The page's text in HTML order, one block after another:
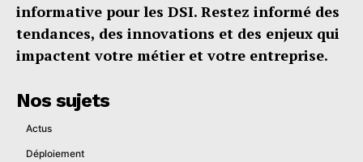
informative pour les DSI. Restez informé des
tendances, des innovations et des enjeux qui
impactent votre métier et votre entreprise.
Nos sujets
Actus
Déploiement